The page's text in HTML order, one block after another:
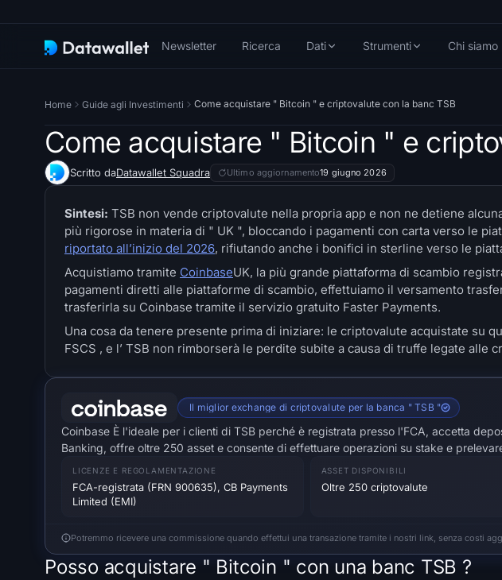
Newsletter Ricerca Dati Strumenti Chi siamo
Home Guide agli Investimenti Come acquistare " Bitcoin " e criptovalute con la banc TSB
Come acquistare " Bitcoin " e
Scritto daDatawallet Squadra Ultimo aggiornamento19 giugno 2026
Sintesi: TSB non vende criptovalute nella propria app e non ne detiene
più rigorose in materia di " UK ", bloccando i pagamenti con carta verso le
riportato all’inizio del 2026, rifiutando anche i bonifici in sterline verso le
Acquistiamo tramite CoinbaseUK, la più grande piattaforma di scambio
pagamenti diretti alle piattaforme di scambio, effettuiamo il versamento
trasferirla su Coinbase tramite il servizio gratuito Faster Payments.
Una cosa da tenere presente prima di iniziare: le criptovalute acquistate su
FSCS , e l’ TSB non rimborserà le perdite subite a causa di truffe legate alle
Il miglior exchange di criptovalute per la banca " TSB "
Coinbase È l'ideale per i clienti di TSB perché è registrata presso l'FCA, accetta
Banking, offre oltre 250 asset e consente di effettuare operazioni su stake e
LICENZE E REGOLAMENTAZIONE
FCA-registrata (FRN 900635), CB Payments
Limited (EMI)
ASSET DISPONIBILI
Oltre 250 criptovalute
Potremmo ricevere una commissione quando effettui una transazione tramite i nostri link, senza costi
Posso acquistare " Bitcoin " con una banc TSB ?